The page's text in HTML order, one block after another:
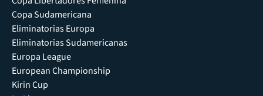
Copa Sudamericana
Eliminatorias Europa
Eliminatorias Sudamericanas
Europa League
European Championship
Kirin Cup